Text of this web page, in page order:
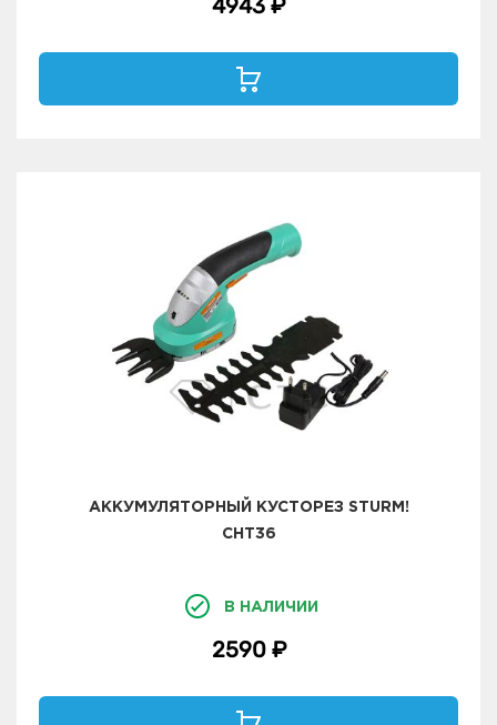
4943 ₽
АККУМУЛЯТОРНЫЙ КУСТОРЕЗ STURM!
CHT36
В НАЛИЧИИ
2590 ₽